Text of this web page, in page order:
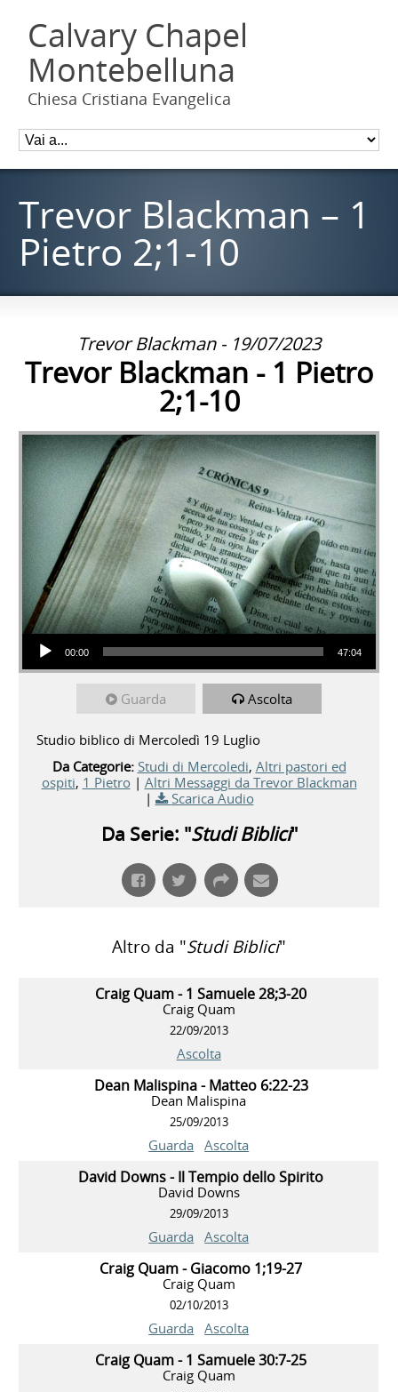
Calvary Chapel
Montebelluna
Chiesa Cristiana Evangelica
Trevor Blackman – 1
Pietro 2;1-10
Trevor Blackman - 19/07/2023
Trevor Blackman - 1 Pietro
2;1-10
Audio Player
00:00 47:04
Guarda Ascolta
Studio biblico di Mercoledì 19 Luglio
Da Categorie: Studi di Mercoledi, Altri pastori ed
ospiti, 1 Pietro| Altri Messaggi da Trevor Blackman
|
Scarica Audio
Da Serie: "Studi Biblici"
Altro da "Studi Biblici"
Craig Quam - 1 Samuele 28;3-20
Craig Quam
22/09/2013
Ascolta
Dean Malispina - Matteo 6:22-23
Dean Malispina
25/09/2013
Guarda Ascolta
David Downs - Il Tempio dello Spirito
David Downs
29/09/2013
Guarda Ascolta
Craig Quam - Giacomo 1;19-27
Craig Quam
02/10/2013
Guarda Ascolta
Craig Quam - 1 Samuele 30:7-25
Craig Quam